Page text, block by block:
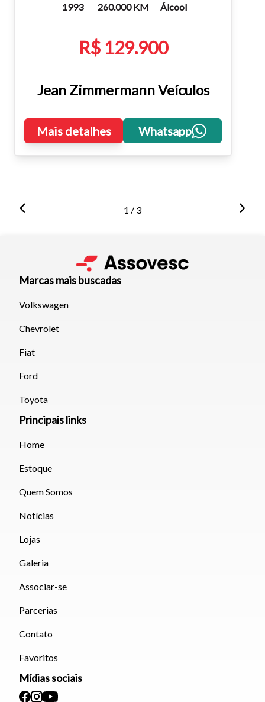
1993 260.000 KM Álcool
R$ 129.900
Jean Zimmermann Veículos
Mais detalhes Whatsapp
1 / 3
Marcas mais buscadas
Volkswagen
Chevrolet
Fiat
Ford
Toyota
Principais links
Home
Estoque
Quem Somos
Notícias
Lojas
Galeria
Associar-se
Parcerias
Contato
Favoritos
Mídias sociais